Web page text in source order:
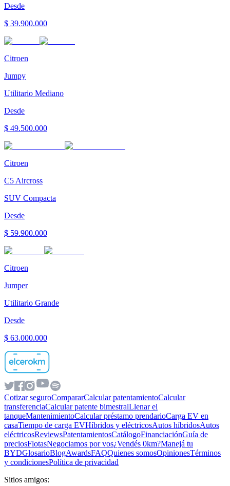
Desde
$ 39.900.000
Citroen
Jumpy
Utilitario Mediano
Desde
$ 49.500.000
Citroen
C5 Aircross
SUV Compacta
Desde
$ 59.900.000
Citroen
Jumper
Utilitario Grande
Desde
$ 63.000.000
Cotizar seguroCompararCalcular patentamientoCalcular
transferenciaCalcular patente bimestralLlenar el
tanqueMantenimientoCalcular préstamo prendarioCarga EV en
casaTiempo de carga EVHíbridos y eléctricosAutos híbridosAutos
eléctricosReviewsPatentamientosCatálogoFinanciaciónGuía de
preciosFlotasNegociamos por vos¿Vendés 0km?Manejá tu
BYDGlosarioBlogAwardsFAQQuienes somosOpinionesTérminos
y condicionesPolítica de privacidad
Sitios amigos: